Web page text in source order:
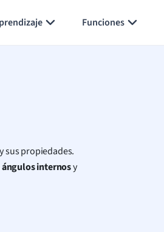
Funciones
y sus propiedades.
ángulosinternosy